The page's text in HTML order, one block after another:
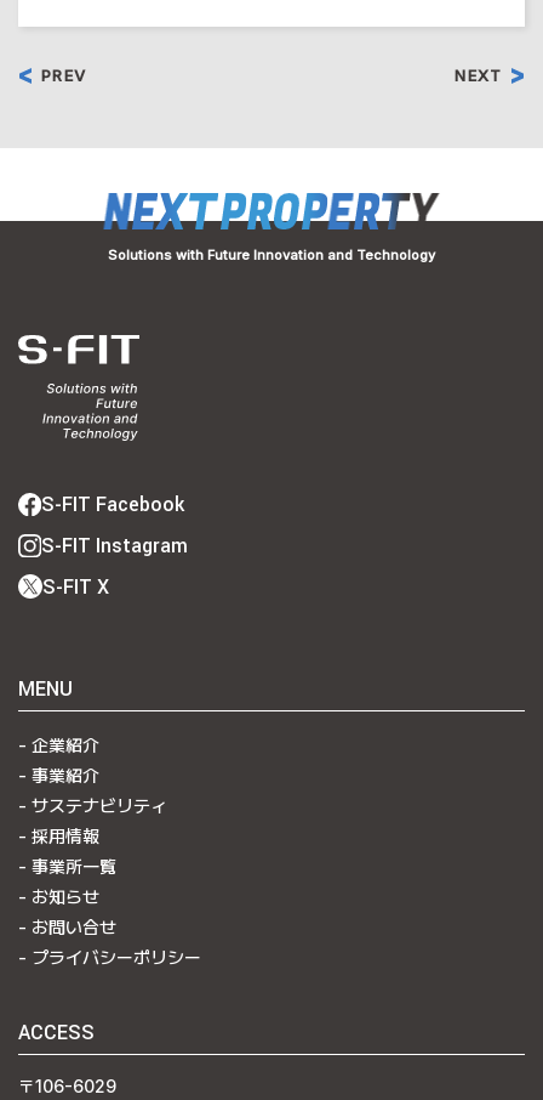
PREV NEXT
Solutions with Future Innovation and Technology
S-FIT Facebook
S-FIT Instagram
S-FIT X
MENU
企業紹介
事業紹介
サステナビリティ
採用情報
事業所一覧
お知らせ
お問い合せ
プライバシーポリシー
ACCESS
〒106-6029